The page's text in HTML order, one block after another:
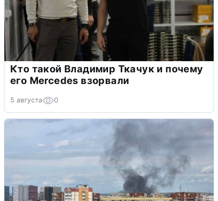
Кто такой Владимир Ткачук и почему
его Mercedes взорвали
5 августа 0